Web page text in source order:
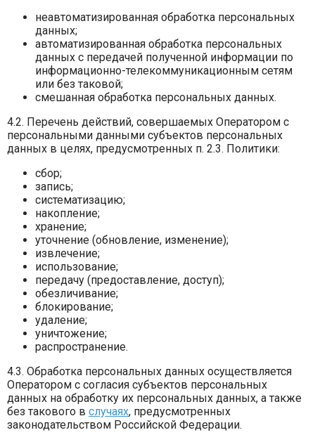
неавтоматизированная обработка персональных
данных;
автоматизированная обработка персональных
данных с передачей полученной информации по
информационно-телекоммуникационным сетям
или без таковой;
смешанная обработка персональных данных.
4.2. Перечень действий, совершаемых Оператором с
персональными данными субъектов персональных
данных в целях, предусмотренных п. 2.3. Политики:
сбор;
запись;
систематизацию;
накопление;
хранение;
уточнение (обновление, изменение);
извлечение;
использование;
передачу (предоставление, доступ);
обезличивание;
блокирование;
удаление;
уничтожение;
распространение.
4.3. Обработка персональных данных осуществляется
Оператором с согласия субъектов персональных
данных на обработку их персональных данных, а также
без такового в случаях, предусмотренных
законодательством Российской Федерации.